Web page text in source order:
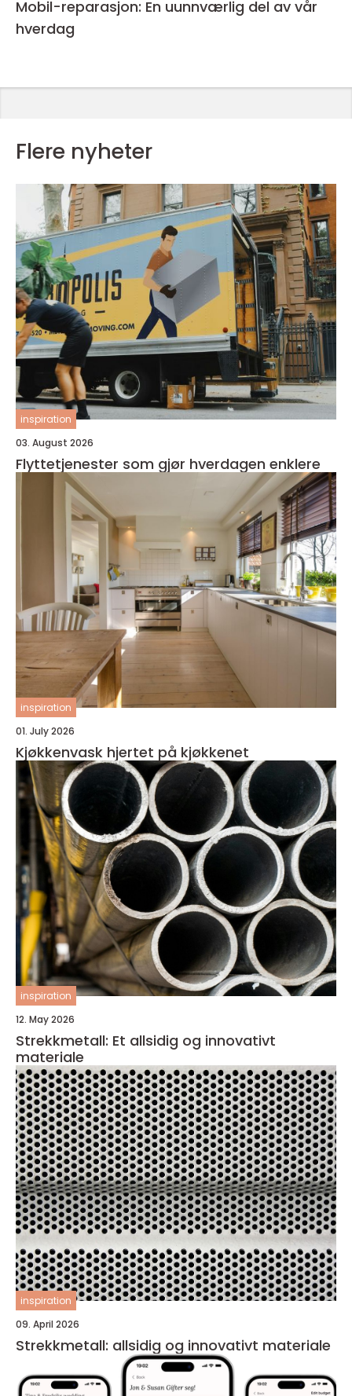
Mobil-reparasjon: En uunnværlig del av vår
hverdag
Flere nyheter
inspiration
03. August 2026
Flyttetjenester som gjør hverdagen enklere
inspiration
01. July 2026
Kjøkkenvask hjertet på kjøkkenet
inspiration
12. May 2026
Strekkmetall: Et allsidig og innovativt
materiale
inspiration
09. April 2026
Strekkmetall: allsidig og innovativt materiale